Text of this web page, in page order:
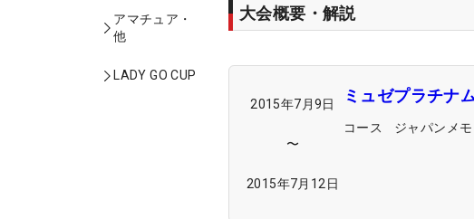
アマチュア・
他
LADY GO CUP
大会概要・解説
2015年7月9日
〜
2015年7月12日
ミュゼプラチナ
コース ジャパンメ